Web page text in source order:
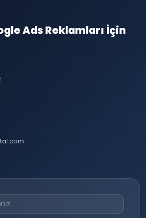
Ads Reklamları İçin